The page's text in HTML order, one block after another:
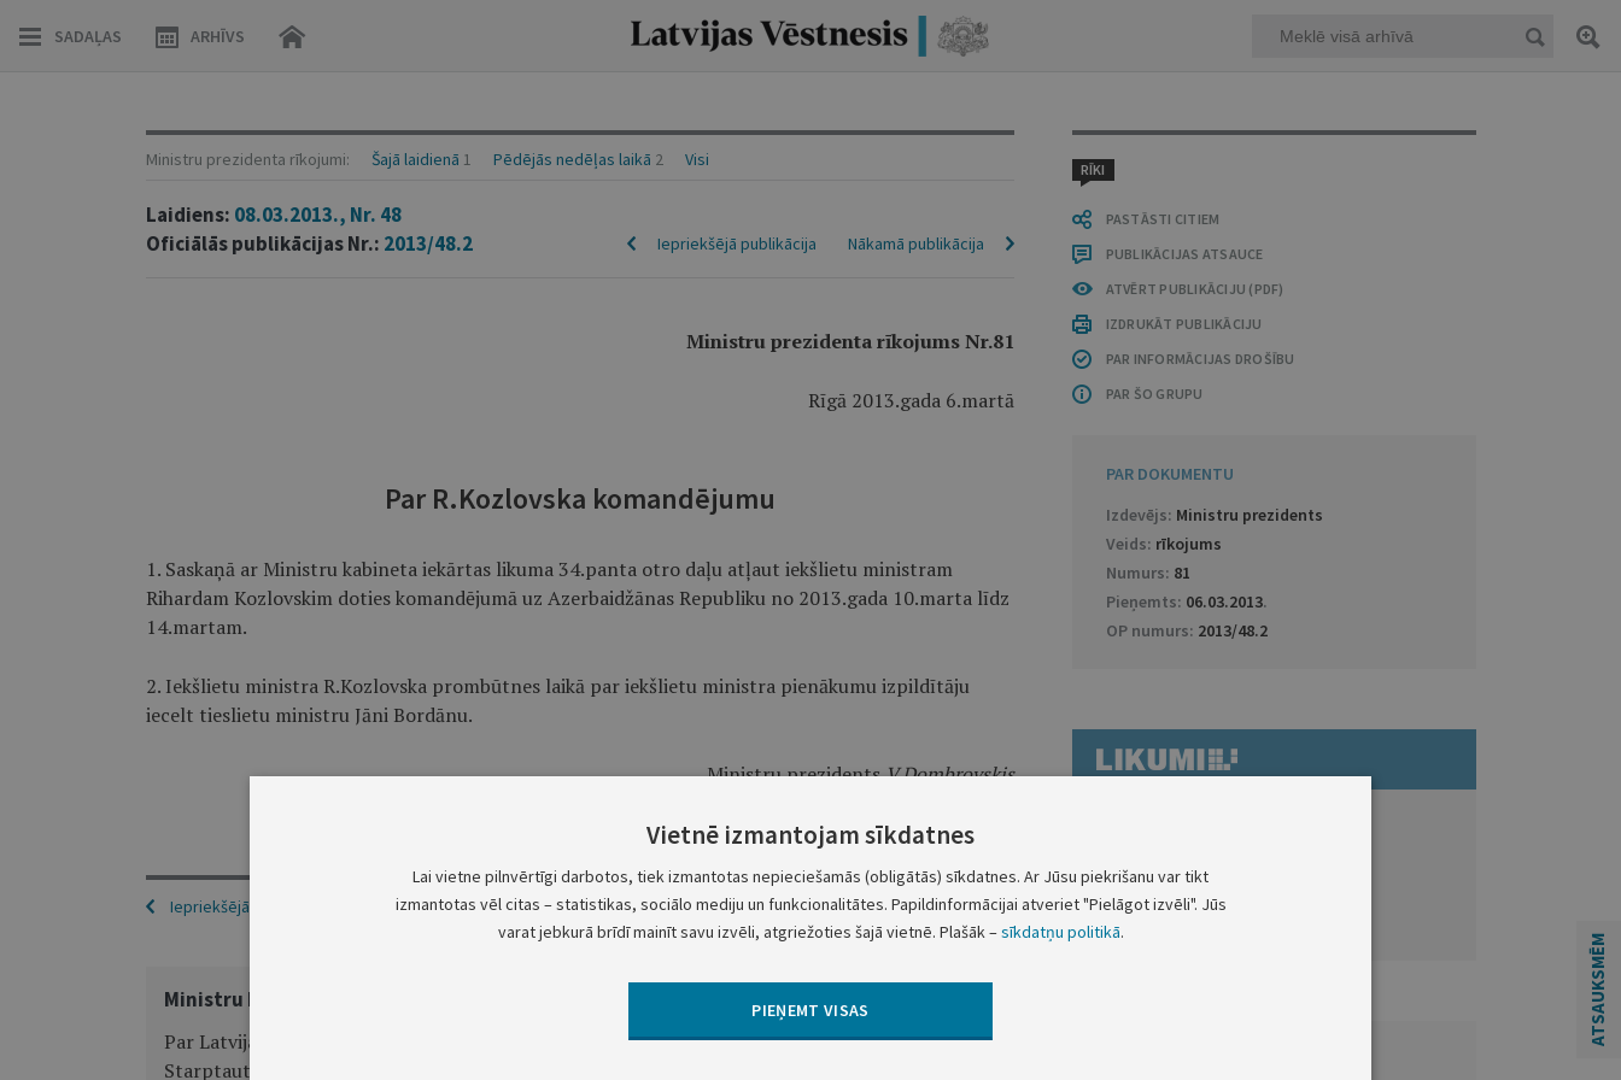
SADAĻAS ARHĪVS
RĪKI
PASTĀSTI CITIEM
PUBLIKĀCIJAS ATSAUCE
ATVĒRT PUBLIKĀCIJU (PDF)
IZDRUKĀT PUBLIKĀCIJU
PAR INFORMĀCIJAS DROŠĪBU
PAR ŠO GRUPU
PAR DOKUMENTU
Izdevējs: Ministru prezidents
Veids: rīkojums
Numurs: 81
Pieņemts: 06.03.2013.
OP numurs: 2013/48.2
Grozījumi
Citi saistītie dokumenti
Ministru prezidenta rīkojumi: Šajā laidienā 1 Pēdējās nedēļas laikā 2 Visi
Laidiens: 08.03.2013., Nr. 48
Oficiālās publikācijas Nr.: 2013/48.2 Nākamā publikācija
Iepriekšējā publikācija
Ministru prezidenta rīkojums Nr.81
Rīgā 2013.gada 6.martā
Par R.Kozlovska komandējumu
1. Saskaņā ar Ministru kabineta iekārtas likuma 34.panta otro daļu atļaut iekšlietu ministram
Rihardam Kozlovskim doties komandējumā uz Azerbaidžānas Republiku no 2013.gada 10.marta līdz
14.martam.
2. Iekšlietu ministra R.Kozlovska prombūtnes laikā par iekšlietu ministra pienākumu izpildītāju
iecelt tieslietu ministru Jāni Bordānu.
Ministru prezidentsV.Dombrovskis
Iepriekšējā Nākamā
Ministru kabineta rīkojums Nr.82
Par Latvijas Republikas delegāciju
Starptautiskā Valūtas fonda un Pasaules
Ekonomikas ministrijas informācija
Par darījumiem privatizācijas sertifikātu
ATSAUKSMĒM
Vietnē izmantojam sīkdatnes
Lai vietne pilnvērtīgi darbotos, tiek izmantotas nepieciešamās (obligātās) sīkdatnes. Ar Jūsu piekrišanu var tikt
izmantotas vēl citas – statistikas, sociālo mediju un funkcionalitātes. Papildinformācijai atveriet "Pielāgot izvēli". Jūs
varat jebkurā brīdī mainīt savu izvēli, atgriežoties šajā vietnē. Plašāk –sīkdatņu politikā.
PIEŅEMT VISAS